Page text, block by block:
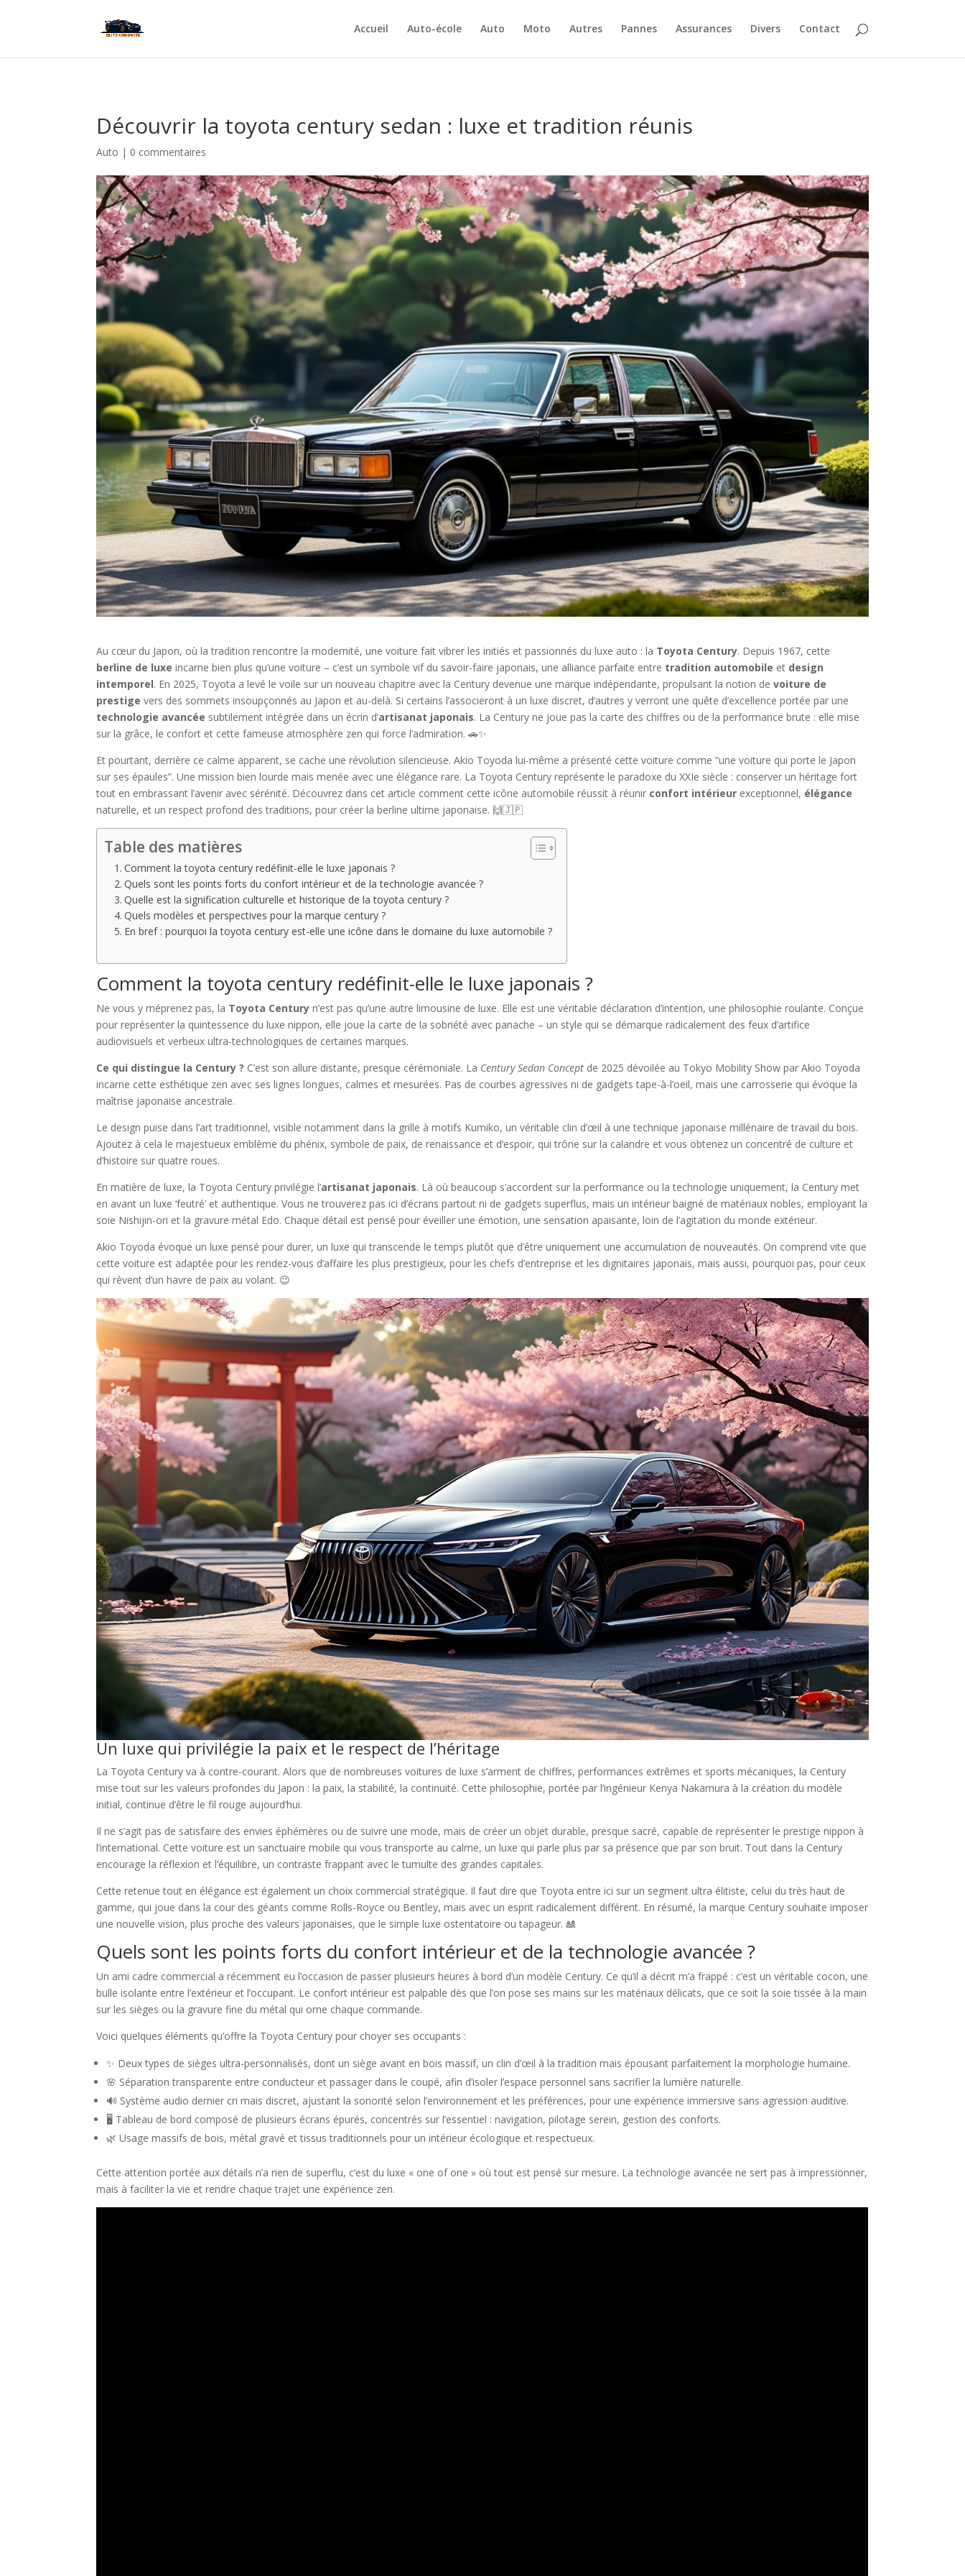
Accueil Auto-école Auto Moto Autres Pannes Assurances Divers Contact
Découvrir la toyota century sedan : luxe et tradition réunis
Auto | 0 commentaires
Au cœur du Japon, où la tradition rencontre la modernité, une voiture fait vibrer les initiés et passionnés du luxe auto : la Toyota Century. Depuis 1967, cette
berline de luxe incarne bien plus qu’une voiture – c’est un symbole vif du savoir-faire japonais, une alliance parfaite entre tradition automobile et design
intemporel. En 2025, Toyota a levé le voile sur un nouveau chapitre avec la Century devenue une marque indépendante, propulsant la notion devoiture de
prestige vers des sommets insoupçonnés au Japon et au-delà. Si certains l’associeront à un luxe discret, d’autres y verront une quête d’excellence portée par une
technologie avancée subtilement intégrée dans un écrin d’artisanat japonais. La Century ne joue pas la carte des chiffres ou de la performance brute : elle mise
sur la grâce, le confort et cette fameuse atmosphère zen qui force l’admiration. 🚗✨
Et pourtant, derrière ce calme apparent, se cache une révolution silencieuse. Akio Toyoda lui-même a présenté cette voiture comme “une voiture qui porte le Japon
sur ses épaules”. Une mission bien lourde mais menée avec une élégance rare. La Toyota Century représente le paradoxe du XXIe siècle : conserver un héritage fort
tout en embrassant l’avenir avec sérénité. Découvrez dans cet article comment cette icône automobile réussit à réunir confort intérieur exceptionnel, élégance
naturelle, et un respect profond des traditions, pour créer la berline ultime japonaise. 🙌🇯🇵
Table des matières
Comment la toyota century redéfinit-elle le luxe japonais ?
Quels sont les points forts du confort intérieur et de la technologie avancée ?
Quelle est la signification culturelle et historique de la toyota century ?
Quels modèles et perspectives pour la marque century ?
En bref : pourquoi la toyota century est-elle une icône dans le domaine du luxe automobile ?
Comment la toyota century redéfinit-elle le luxe japonais ?
Ne vous y méprenez pas, la Toyota Century n’est pas qu’une autre limousine de luxe. Elle est une véritable déclaration d’intention, une philosophie roulante. Conçue
pour représenter la quintessence du luxe nippon, elle joue la carte de la sobriété avec panache – un style qui se démarque radicalement des feux d’artifice
audiovisuels et verbeux ultra-technologiques de certaines marques.
Ce qui distingue la Century ? C’est son allure distante, presque cérémoniale. La Century Sedan Concept de 2025 dévoilée au Tokyo Mobility Show par Akio Toyoda
incarne cette esthétique zen avec ses lignes longues, calmes et mesurées. Pas de courbes agressives ni de gadgets tape-à-l’oeil, mais une carrosserie qui évoque la
maîtrise japonaise ancestrale.
Le design puise dans l’art traditionnel, visible notamment dans la grille à motifs Kumiko, un véritable clin d’œil à une technique japonaise millénaire de travail du bois.
Ajoutez à cela le majestueux emblème du phénix, symbole de paix, de renaissance et d’espoir, qui trône sur la calandre et vous obtenez un concentré de culture et
d’histoire sur quatre roues.
En matière de luxe, la Toyota Century privilégie l’artisanat japonais. Là où beaucoup s’accordent sur la performance ou la technologie uniquement, la Century met
en avant un luxe ‘feutré’ et authentique. Vous ne trouverez pas ici d’écrans partout ni de gadgets superflus, mais un intérieur baigné de matériaux nobles, employant la
soie Nishijin-ori et la gravure métal Edo. Chaque détail est pensé pour éveiller une émotion, une sensation apaisante, loin de l’agitation du monde extérieur.
Akio Toyoda évoque un luxe pensé pour durer, un luxe qui transcende le temps plutôt que d’être uniquement une accumulation de nouveautés. On comprend vite que
cette voiture est adaptée pour les rendez-vous d’affaire les plus prestigieux, pour les chefs d’entreprise et les dignitaires japonais, mais aussi, pourquoi pas, pour ceux
qui rêvent d’un havre de paix au volant. 😉
Un luxe qui privilégie la paix et le respect de l’héritage
La Toyota Century va à contre-courant. Alors que de nombreuses voitures de luxe s’arment de chiffres, performances extrêmes et sports mécaniques, la Century
mise tout sur les valeurs profondes du Japon : la paix, la stabilité, la continuité. Cette philosophie, portée par l’ingénieur Kenya Nakamura à la création du modèle
initial, continue d’être le fil rouge aujourd’hui.
Il ne s’agit pas de satisfaire des envies éphémères ou de suivre une mode, mais de créer un objet durable, presque sacré, capable de représenter le prestige nippon à
l’international. Cette voiture est un sanctuaire mobile qui vous transporte au calme, un luxe qui parle plus par sa présence que par son bruit. Tout dans la Century
encourage la réflexion et l’équilibre, un contraste frappant avec le tumulte des grandes capitales.
Cette retenue tout en élégance est également un choix commercial stratégique. Il faut dire que Toyota entre ici sur un segment ultra élitiste, celui du très haut de
gamme, qui joue dans la cour des géants comme Rolls-Royce ou Bentley, mais avec un esprit radicalement différent. En résumé, la marque Century souhaite imposer
une nouvelle vision, plus proche des valeurs japonaises, que le simple luxe ostentatoire ou tapageur. 🎎
Quels sont les points forts du confort intérieur et de la technologie avancée ?
Un ami cadre commercial a récemment eu l’occasion de passer plusieurs heures à bord d’un modèle Century. Ce qu’il a décrit m’a frappé : c’est un véritable cocon, une
bulle isolante entre l’extérieur et l’occupant. Le confort intérieur est palpable dès que l’on pose ses mains sur les matériaux délicats, que ce soit la soie tissée à la main
sur les sièges ou la gravure fine du métal qui orne chaque commande.
Voici quelques éléments qu’offre la Toyota Century pour choyer ses occupants :
✨ Deux types de sièges ultra-personnalisés, dont un siège avant en bois massif, un clin d’œil à la tradition mais épousant parfaitement la morphologie humaine.
🌸 Séparation transparente entre conducteur et passager dans le coupé, afin d’isoler l’espace personnel sans sacrifier la lumière naturelle.
🔊 Système audio dernier cri mais discret, ajustant la sonorité selon l’environnement et les préférences, pour une expérience immersive sans agression auditive.
🖥️ Tableau de bord composé de plusieurs écrans épurés, concentrés sur l’essentiel : navigation, pilotage serein, gestion des conforts.
🌿 Usage massifs de bois, métal gravé et tissus traditionnels pour un intérieur écologique et respectueux.
Cette attention portée aux détails n’a rien de superflu, c’est du luxe « one of one » où tout est pensé sur mesure. La technologie avancée ne sert pas à impressionner,
mais à faciliter la vie et rendre chaque trajet une expérience zen.